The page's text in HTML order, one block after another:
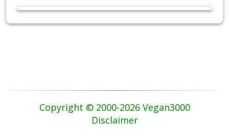
Copyright © 2000-2026 Vegan3000
Disclaimer